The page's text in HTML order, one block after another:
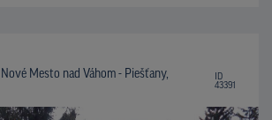
Mesto nad Váhom - Piešťany,
ID
43391